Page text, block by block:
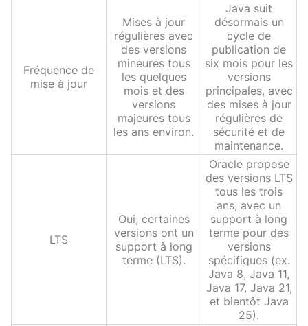
Fréquence de
mise à jour
Mises à jour
régulières avec
des versions
mineures tous
les quelques
mois et des
versions
majeures tous
les ans environ.
Java suit
désormais un
cycle de
publication de
six mois pour les
versions
principales, avec
des mises à jour
régulières de
sécurité et de
maintenance.
LTS
Oui, certaines
versions ont un
support à long
terme (LTS).
Oracle propose
des versions LTS
tous les trois
ans, avec un
support à long
terme pour des
versions
spécifiques (ex.
Java 8, Java 11,
Java 17, Java 21,
et bientôt Java
25).